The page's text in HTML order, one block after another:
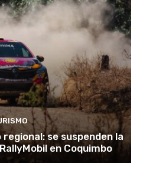
se suspenden la
en Coquimbo